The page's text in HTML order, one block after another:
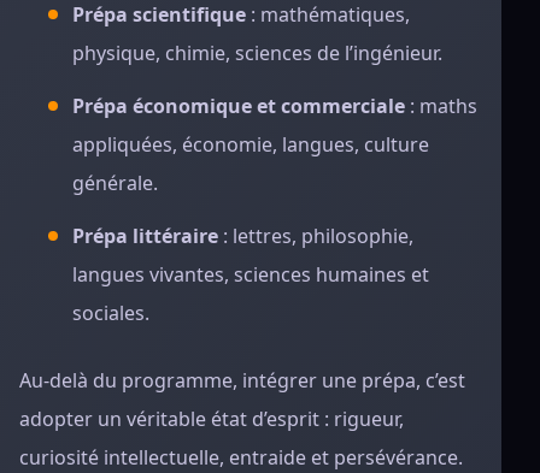
Prépa scientifique : mathématiques,
physique, chimie, sciences de l’ingénieur.
Prépa économique et commerciale : maths
appliquées, économie, langues, culture
générale.
Prépa littéraire : lettres, philosophie,
langues vivantes, sciences humaines et
sociales.
Au-delà du programme, intégrer une prépa, c’est
adopter un véritable état d’esprit : rigueur,
curiosité intellectuelle, entraide et persévérance.